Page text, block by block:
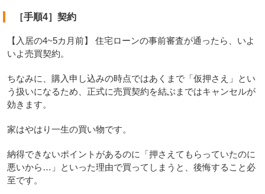
［手順4］契約
【入居の4~5カ月前】 住宅ローンの事前審査が通ったら、いよ
いよ売買契約。
ちなみに、購入申し込みの時点ではあくまで「仮押さえ」とい
う扱いになるため、正式に売買契約を結ぶまではキャンセルが
効きます。
家はやはり一生の買い物です。
納得できないポイントがあるのに「押さえてもらっていたのに
悪いから…」といった理由で買ってしまうと、後悔すること必
至です。